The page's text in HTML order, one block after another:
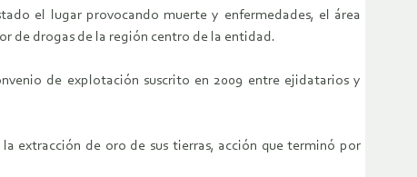
el lugar provocando muerte y enfermedades, el área
de drogas de la región centro de la entidad.
de explotación suscrito en 2009 entre ejidatarios y
extracción de oro de sus tierras, acción que terminó por